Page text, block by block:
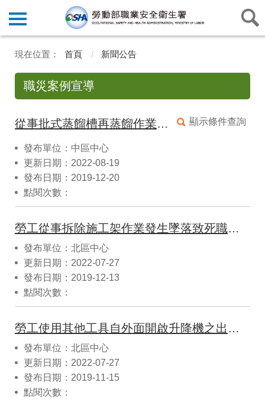
首頁 新聞公告
職災案例宣導
顯示條件查詢
從事批式蒸餾槽再蒸餾作業發生爆炸致死災害
發布單位：中區中心
更新日期：2022-08-19
發布日期：2019-12-20
點閱次數：
勞工從事拆除施工架作業發生墜落致死職業災害案
發布單位：北區中心
更新日期：2022-07-27
發布日期：2019-12-13
點閱次數：
勞工使用其他工具自外面開啟升降機之出入門扉發生墜落災害致死職業災案
發布單位：北區中心
更新日期：2022-07-27
發布日期：2019-11-15
點閱次數：